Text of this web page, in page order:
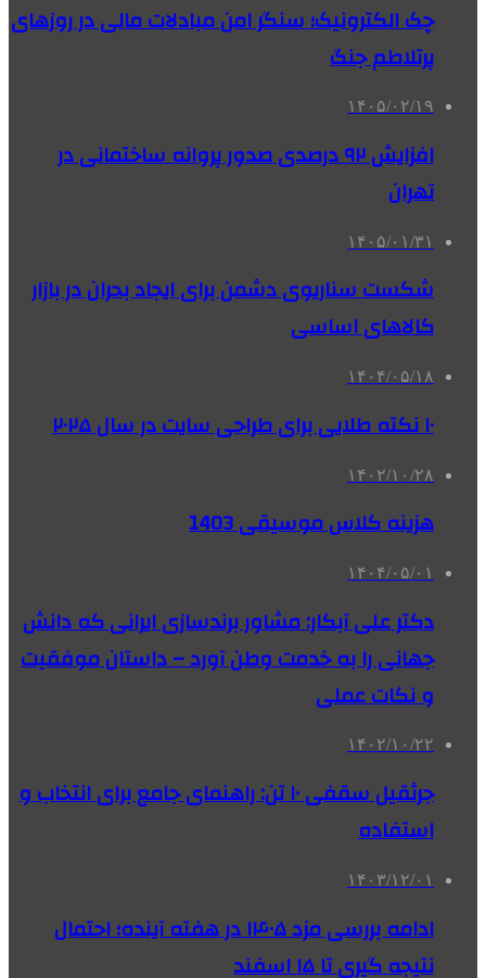
چک الکترونیک؛ سنگر امن مبادلات مالی در روزهای
پرتلاطم جنگ
۱۴۰۵/۰۲/۱۹
افزایش ۹۲ درصدی صدور پروانه ساختمانی در
تهران
۱۴۰۵/۰۱/۳۱
شکست سناریوی دشمن برای ایجاد بحران در بازار
کالاهای اساسی
۱۴۰۴/۰۵/۱۸
۱۰ نکته طلایی برای طراحی سایت در سال ۲۰۲۵
۱۴۰۲/۱۰/۲۸
هزینه کلاس موسیقی 1403
۱۴۰۴/۰۵/۰۱
دکتر علی آبکار: مشاور برندسازی ایرانی که دانش
جهانی را به خدمت وطن آورد – داستان موفقیت
و نکات عملی
۱۴۰۲/۱۰/۲۲
جرثقیل سقفی ۱۰ تن: راهنمای جامع برای انتخاب و
استفاده
۱۴۰۳/۱۲/۰۱
ادامه بررسی مزد ۱۴۰۵ در هفته آینده؛ احتمال
نتیجه گیری تا ۱۵ اسفند